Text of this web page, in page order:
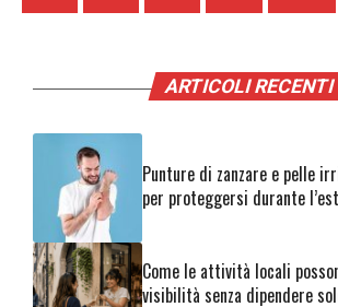
ARTICOLI RECENTI
Punture di zanzare e pelle
per proteggersi durante
Come le attività locali
visibilità senza dipendere